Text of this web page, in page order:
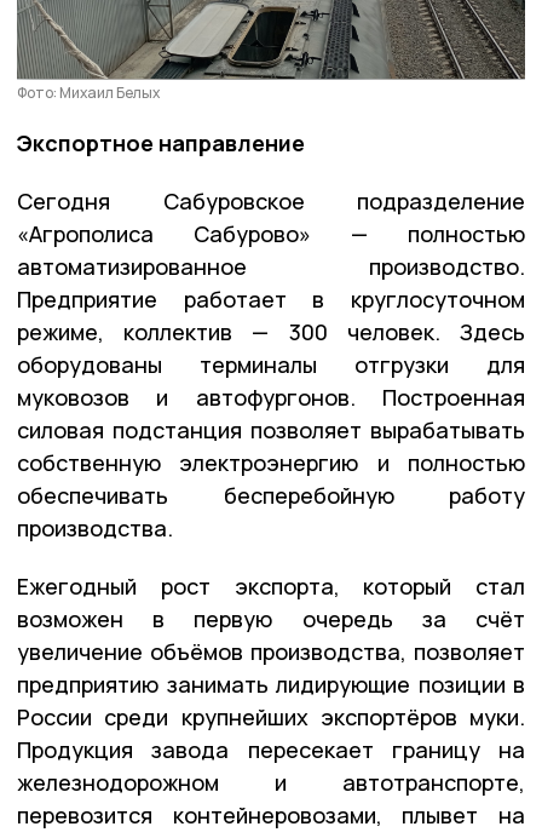
Фото: Михаил Белых
Экспортное направление
Сегодня Сабуровское подразделение
«Агрополиса Сабурово» — полностью
автоматизированное производство.
Предприятие работает в круглосуточном
режиме, коллектив — 300 человек. Здесь
оборудованы терминалы отгрузки для
муковозов и автофургонов. Построенная
силовая подстанция позволяет вырабатывать
собственную электроэнергию и полностью
обеспечивать бесперебойную работу
производства.
Ежегодный рост экспорта, который стал
возможен в первую очередь за счёт
увеличение объёмов производства, позволяет
предприятию занимать лидирующие позиции в
России среди крупнейших экспортёров муки.
Продукция завода пересекает границу на
железнодорожном и автотранспорте,
перевозится контейнеровозами, плывет на